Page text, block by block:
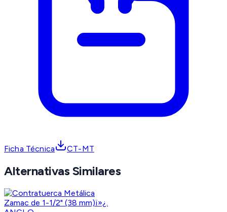
Ficha Técnica CT-MT
Alternativas Similares